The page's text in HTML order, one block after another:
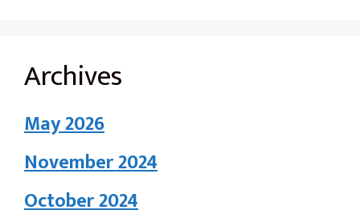
Archives
May 2026
November 2024
October 2024